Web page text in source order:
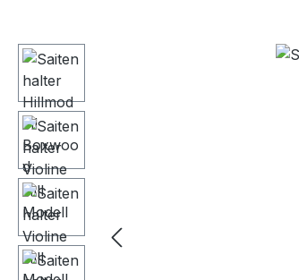
Bildergalerie überspringen